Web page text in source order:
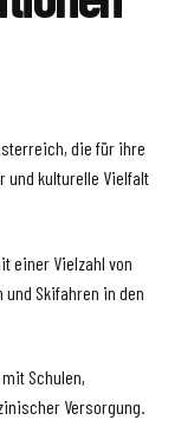
die für ihre
kulturelle Vielfalt
einer Vielzahl von
Skifahren in den
Schulen,
Versorgung.